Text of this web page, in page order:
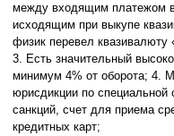
между входящим платежом
исходящим при выкупе
физик перевел квазивалюту
3. Есть значительный
минимум 4% от оборота; 4.
юрисдикции по специальной
санкций, счет для приема
кредитных карт;